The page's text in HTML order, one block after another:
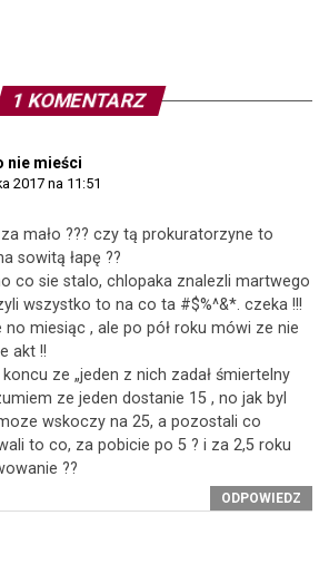
1 KOMENTARZ
nie mieści
2017 na 11:51
mało ??? czy tą prokuratorzyne to
sowitą łapę ??
co sie stalo, chlopaka znalezli martwego
wszystko to na co ta #$%^&*. czeka !!!
miesiąc , ale po pół roku mówi ze nie
akt !!
ze „jeden z nich zadał śmiertelny
ze jeden dostanie 15 , no jak byl
wskoczy na 25, a pozostali co
to co, za pobicie po 5 ? i za 2,5 roku
??
ODPOWIEDZ